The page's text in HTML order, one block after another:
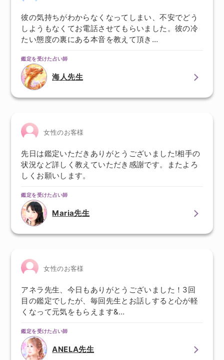
彼の気持ちがわからなくなってしまい、不安でどう
しようもなくてお電話させてもらいました。彼の冷
たい態度の裏にある本音を教えて頂き…
鑑定を受けた占い師
海人先生
女性のお客様
先日は鑑定いただきありがとうございました!相手の
状況など詳しく教えていただき感謝です。またよろ
しくお願いします。
鑑定を受けた占い師
Maria先生
女性のお客様
アネラ先生、今日もありがとうございました！3回
目の鑑定でしたが、毎回先生とお話しすると心が軽
くなって元気をもらえます&…
鑑定を受けた占い師
ANELA先生